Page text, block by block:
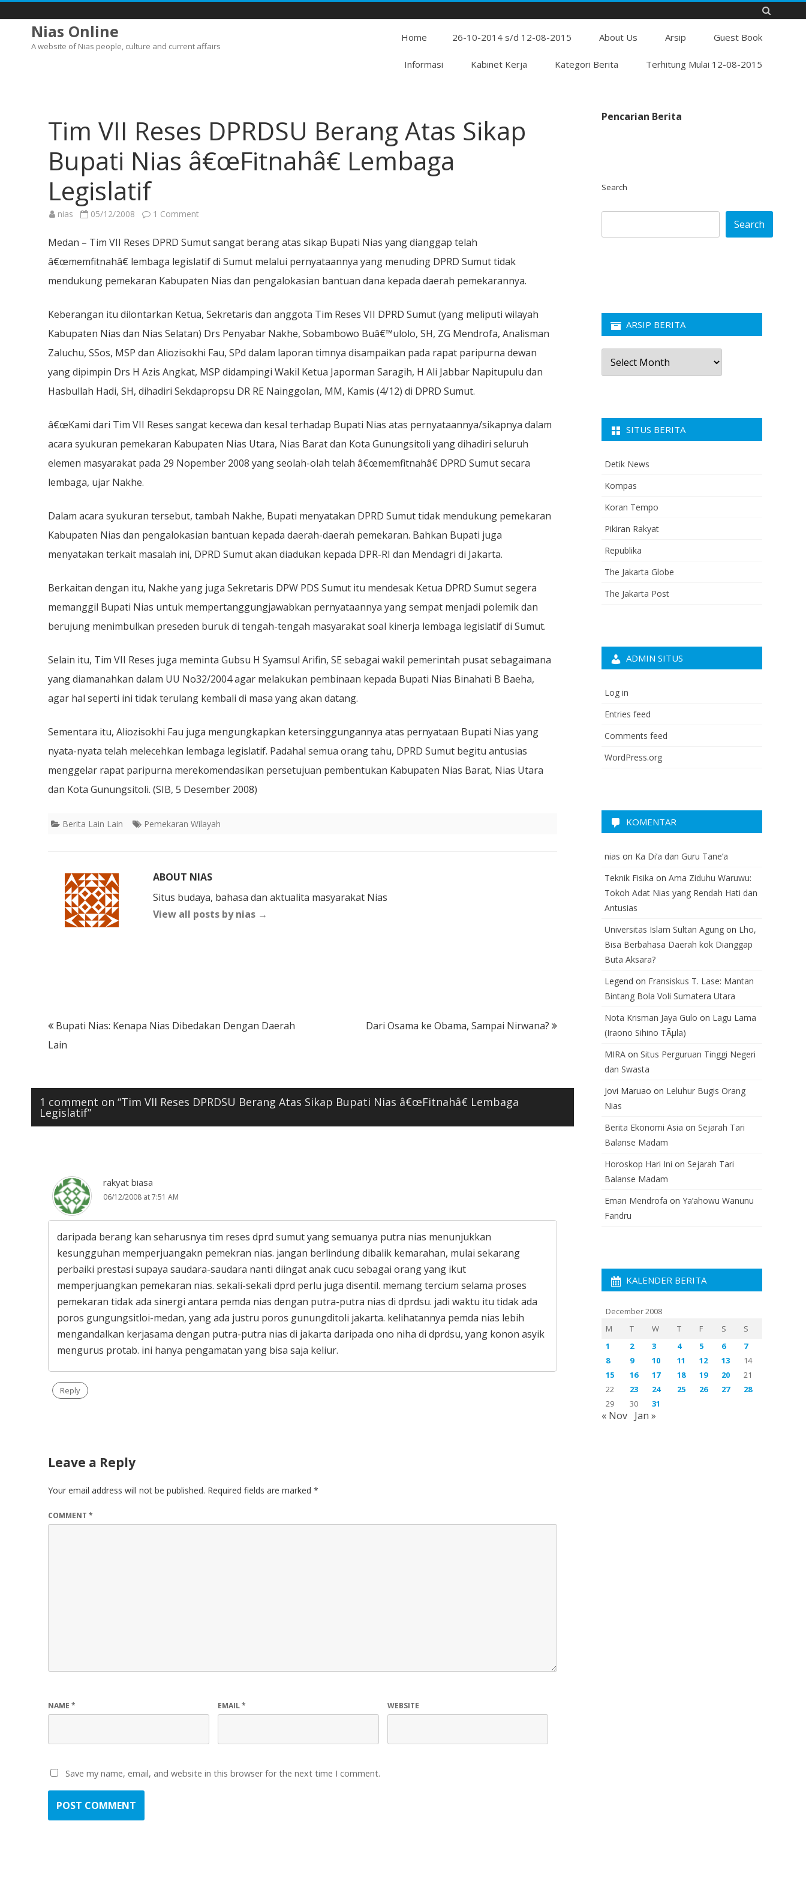
Nias Online
A website of Nias people, culture and current affairs
to
Home 26-10-2014 s/d 12-08-2015 About Us Arsip Guest Book
Informasi Kabinet Kerja Kategori Berita Terhitung Mulai 12-08-2015
Tim VII Reses DPRDSU Berang Atas Sikap
Bupati Nias â€œFitnahâ€ Lembaga
Legislatif
nias 05/12/2008 1 Comment
Reses
DPRDSU
Berang
Atas
Bupati
Legislatif
Medan – Tim VII Reses DPRD Sumut sangat berang atas sikap Bupati Nias yang dianggap telah
â€œmemfitnahâ€ lembaga legislatif di Sumut melalui pernyataannya yang menuding DPRD Sumut tidak
mendukung pemekaran Kabupaten Nias dan pengalokasian bantuan dana kepada daerah pemekarannya.
Keberangan itu dilontarkan Ketua, Sekretaris dan anggota Tim Reses VII DPRD Sumut (yang meliputi wilayah
Kabupaten Nias dan Nias Selatan) Drs Penyabar Nakhe, Sobambowo Buâ€™ulolo, SH, ZG Mendrofa, Analisman
Zaluchu, SSos, MSP dan Aliozisokhi Fau, SPd dalam laporan timnya disampaikan pada rapat paripurna dewan
yang dipimpin Drs H Azis Angkat, MSP didampingi Wakil Ketua Japorman Saragih, H Ali Jabbar Napitupulu dan
Hasbullah Hadi, SH, dihadiri Sekdapropsu DR RE Nainggolan, MM, Kamis (4/12) di DPRD Sumut.
â€œKami dari Tim VII Reses sangat kecewa dan kesal terhadap Bupati Nias atas pernyataannya/sikapnya dalam
acara syukuran pemekaran Kabupaten Nias Utara, Nias Barat dan Kota Gunungsitoli yang dihadiri seluruh
elemen masyarakat pada 29 Nopember 2008 yang seolah-olah telah â€œmemfitnahâ€ DPRD Sumut secara
lembaga, ujar Nakhe.
Dalam acara syukuran tersebut, tambah Nakhe, Bupati menyatakan DPRD Sumut tidak mendukung pemekaran
Kabupaten Nias dan pengalokasian bantuan kepada daerah-daerah pemekaran. Bahkan Bupati juga
menyatakan terkait masalah ini, DPRD Sumut akan diadukan kepada DPR-RI dan Mendagri di Jakarta.
Berkaitan dengan itu, Nakhe yang juga Sekretaris DPW PDS Sumut itu mendesak Ketua DPRD Sumut segera
memanggil Bupati Nias untuk mempertanggungjawabkan pernyataannya yang sempat menjadi polemik dan
berujung menimbulkan preseden buruk di tengah-tengah masyarakat soal kinerja lembaga legislatif di Sumut.
Selain itu, Tim VII Reses juga meminta Gubsu H Syamsul Arifin, SE sebagai wakil pemerintah pusat sebagaimana
yang diamanahkan dalam UU No32/2004 agar melakukan pembinaan kepada Bupati Nias Binahati B Baeha,
agar hal seperti ini tidak terulang kembali di masa yang akan datang.
Sementara itu, Aliozisokhi Fau juga mengungkapkan ketersinggungannya atas pernyataan Bupati Nias yang
nyata-nyata telah melecehkan lembaga legislatif. Padahal semua orang tahu, DPRD Sumut begitu antusias
menggelar rapat paripurna merekomendasikan persetujuan pembentukan Kabupaten Nias Barat, Nias Utara
dan Kota Gunungsitoli. (SIB, 5 Desember 2008)
Berita Lain Lain Pemekaran Wilayah
ABOUT NIAS
Situs budaya, bahasa dan aktualita masyarakat Nias
View all posts by nias →
Post
navigation
Bupati Nias: Kenapa Nias Dibedakan Dengan Daerah
Lain
Dari Osama ke Obama, Sampai Nirwana?
1 comment on “Tim VII Reses DPRDSU Berang Atas Sikap Bupati Nias â€œFitnahâ€ Lembaga
Legislatif”
rakyat biasa
06/12/2008 at 7:51 AM
daripada berang kan seharusnya tim reses dprd sumut yang semuanya putra nias menunjukkan
kesungguhan memperjuangakn pemekran nias. jangan berlindung dibalik kemarahan, mulai sekarang
perbaiki prestasi supaya saudara-saudara nanti diingat anak cucu sebagai orang yang ikut
memperjuangkan pemekaran nias. sekali-sekali dprd perlu juga disentil. memang tercium selama proses
pemekaran tidak ada sinergi antara pemda nias dengan putra-putra nias di dprdsu. jadi waktu itu tidak ada
poros gungungsitloi-medan, yang ada justru poros gunungditoli jakarta. kelihatannya pemda nias lebih
mengandalkan kerjasama dengan putra-putra nias di jakarta daripada ono niha di dprdsu, yang konon asyik
mengurus protab. ini hanya pengamatan yang bisa saja keliur.
Reply
Leave a Reply
Your email address will not be published. Required fields are marked *
COMMENT *
NAME * EMAIL* WEBSITE
Save my name, email, and website in this browser for the next time I comment.
Pencarian Berita
Search
Search
ARSIP BERITA
Arsip
Berita
SITUS BERITA
Detik News
Kompas
Koran Tempo
Pikiran Rakyat
Republika
The Jakarta Globe
The Jakarta Post
ADMIN SITUS
Log in
Entries feed
Comments feed
WordPress.org
KOMENTAR
nias on Ka Di’a dan Guru Tane’a
Teknik Fisika on Ama Ziduhu Waruwu:
Tokoh Adat Nias yang Rendah Hati dan
Antusias
Universitas Islam Sultan Agung on Lho,
Bisa Berbahasa Daerah kok Dianggap
Buta Aksara?
Legend on Fransiskus T. Lase: Mantan
Bintang Bola Voli Sumatera Utara
Nota Krisman Jaya Gulo on Lagu Lama
(Iraono Sihino TÃµla)
MIRA on Situs Perguruan Tinggi Negeri
dan Swasta
Jovi Maruao on Leluhur Bugis Orang
Nias
Berita Ekonomi Asia on Sejarah Tari
Balanse Madam
Horoskop Hari Ini on Sejarah Tari
Balanse Madam
Eman Mendrofa on Ya’ahowu Wanunu
Fandru
KALENDER BERITA
December 2008
M
T W T F S
S
1
2 3 4 5 6
7
8
9 10 11 12 13
14
15
16 17 18 19 20
21
22
23 24 25 26 27
28
29
30 31
« Nov Jan »